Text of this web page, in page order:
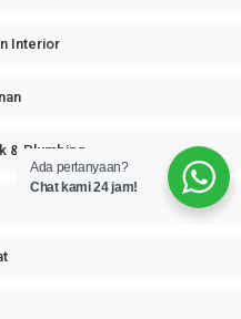
Interior
& Plumbing
Ada pertanyaan?
Chat kami 24 jam!